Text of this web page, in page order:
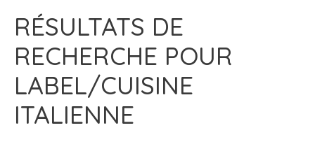
RÉSULTATS DE
RECHERCHE POUR
LABEL/CUISINE
ITALIENNE